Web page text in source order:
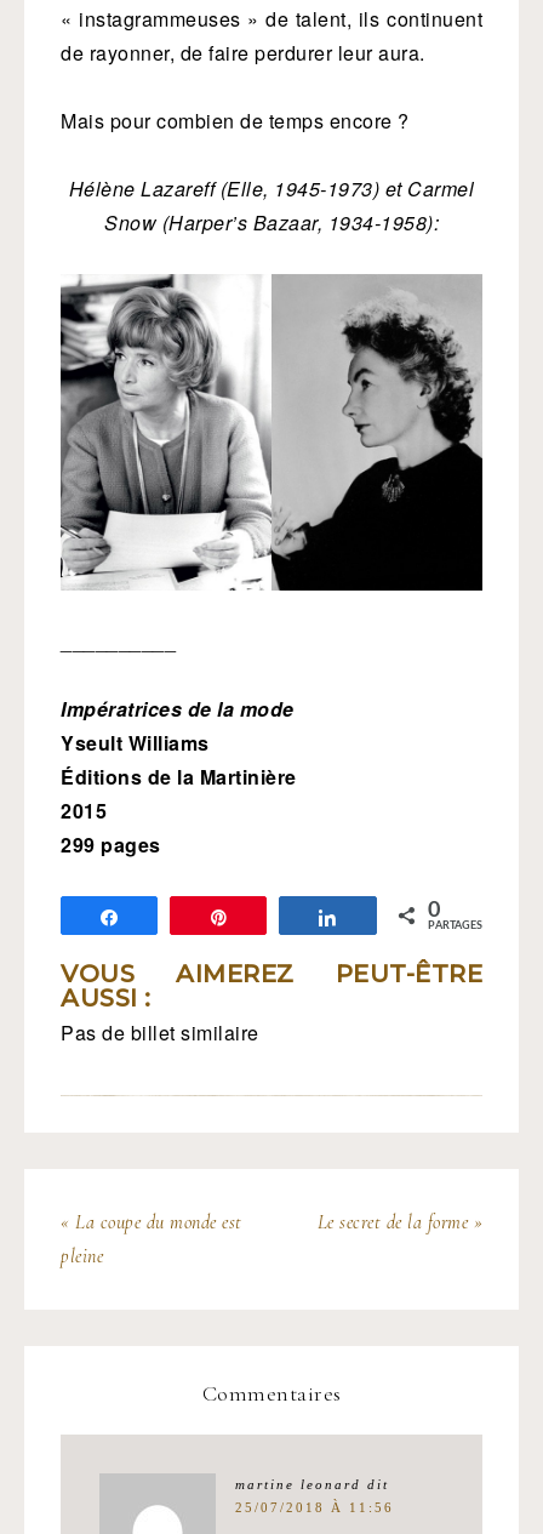
« instagrammeuses » de talent, ils continuent
de rayonner, de faire perdurer leur aura.
Mais pour combien de temps encore ?
Hélène Lazareff (Elle, 1945-1973) et Carmel
Snow (Harper’s Bazaar, 1934-1958):
Impératrices de la mode
Yseult Williams
Éditions de la Martinière
2015
299 pages
Partagez 0
PARTAGES
VOUS AIMEREZ PEUT-ÊTRE
AUSSI :
Pas de billet similaire
« La coupe du monde est
pleine
Le secret de la forme »
Commentaires
martine leonard dit
25/07/2018 À 11:56